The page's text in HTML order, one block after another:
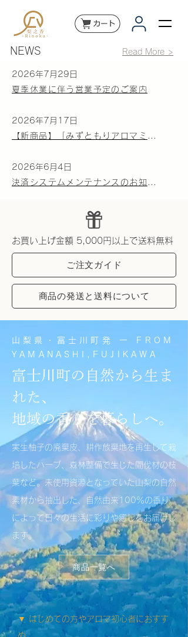
NEWS Read More >
2026年7月29日
夏季休業に伴う営業予定のご案内
2026年7月17日
【新商品】「みずともりアロマミスト」の販売を開始いたします。
2026年6月4日
決済システムメンテナンスのお知らせ
お買い上げ金額 5,000円以上で送料無料
ご注文ガイド
商品の発送と送料について
​山梨県・富士川町発 ー FROM
YAMANASHI,FUJIKAWA
富士川町の自然から生ま
れた、
​地域の香りを暮らしへ。
実生柚子の廃棄皮、耕作放棄地を再生して栽
培したハーブ、森林整備で生じた間伐材の枝
葉など。未使用資源となっていた山梨の自然
素材から抽出した、自然由来100％の香り
によって日々の生活に彩りや癒しをお届けし
ます。
商品一覧へ
▼ はじめての方やアロマ初心者​におすす
め